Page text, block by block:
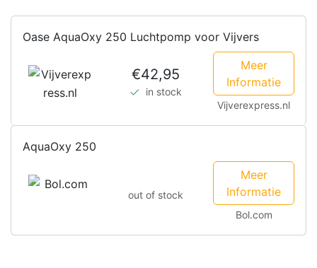
Oase AquaOxy 250 Luchtpomp voor Vijvers
€42,95
in stock
Meer
Informatie
Vijverexpress.nl
AquaOxy 250
out of stock
Meer
Informatie
Bol.com